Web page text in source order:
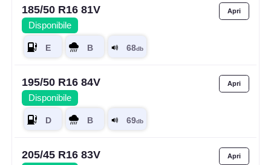
185/50 R16 81V
Disponibile
195/50 R16 84V
Disponibile
205/45 R16 83V